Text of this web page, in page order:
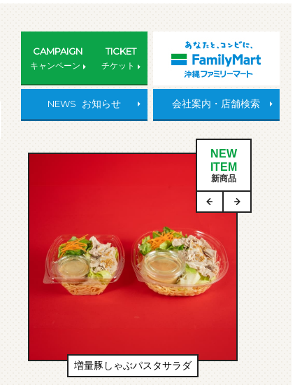
CAMPAIGN
キャンペーン
TICKET
チケット
NEWS お知らせ 会社案内・店舗検索
NEW
ITEM
新商品
増量豚しゃぶパスタサラダ